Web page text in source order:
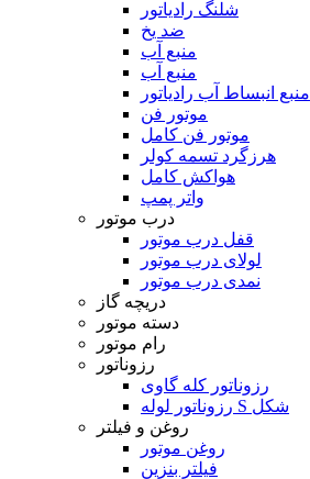
شلنگ رادیاتور
ضد یخ
منبع آب
منبع آب
منبع انبساط آب رادیاتور
موتور فن
موتور فن کامل
هرزگرد تسمه کولر
هواکش کامل
واتر پمپ
درب موتور
قفل درب موتور
لولای درب موتور
نمدی درب موتور
دریچه گاز
دسته موتور
رام موتور
رزوناتور
رزوناتور کله گاوی
رزوناتور لوله S شکل
روغن و فیلتر
روغن موتور
فیلتر بنزین